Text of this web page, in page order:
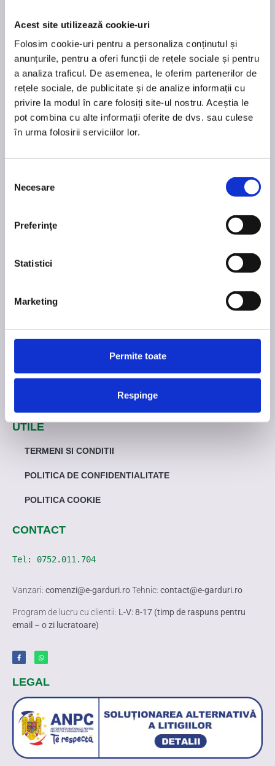
Acest site utilizează cookie-uri
Folosim cookie-uri pentru a personaliza conținutul și
anunțurile, pentru a oferi funcții de rețele sociale și pentru
a analiza traficul. De asemenea, le oferim partenerilor de
rețele sociale, de publicitate și de analize informații cu
privire la modul în care folosiți site-ul nostru. Aceștia le
pot combina cu alte informații oferite de dvs. sau culese
în urma folosirii serviciilor lor.
consimțământului
Necesare
Preferinţe
Statistici
Marketing
Permite toate
Respinge
TERMOCOLOR SRL
Registrul Comerţului: J22-196/1997
C.I.F.: 9172280
BRD: RO18 BRDE 240S V080 5060 2400
PORTI SI GARDURI DIN ALUMINIU | E-GARDURI.RO
SIMULATOR PRET
GALERIE
PORȚI ALUMINIU
PANOURI GARD ALUMINIU
UTILE
TERMENI SI CONDITII
POLITICA DE CONFIDENTIALITATE
POLITICA COOKIE
CONTACT
Tel: 0752.011.704
Vanzari: comenzi@e-garduri.roTehnic: contact@e-garduri.ro
Program de lucru cu clientii: L-V: 8-17 (timp de raspuns pentru
email – o zi lucratoare)
LEGAL